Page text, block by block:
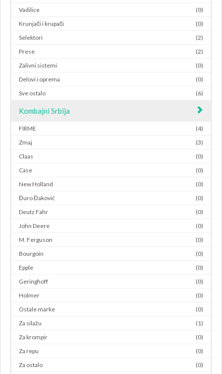
Vadilice
(0)
Krunjači i krupači
(0)
Selektori
(2)
Prese
(2)
Zalivni sistemi
(0)
Delovi i oprema
(0)
Sve ostalo
(6)
Kombajni Srbija
FIRME
(4)
Zmaj
(3)
Claas
(0)
Case
(0)
New Holland
(0)
Đuro Đaković
(0)
Deutz Fahr
(0)
John Deere
(0)
M. Ferguson
(0)
Bourgoin
(0)
Epple
(0)
Geringhoff
(0)
Holmer
(0)
Ostale marke
(0)
Za silažu
(1)
Za krompir
(0)
Za repu
(0)
Za ostalo
(0)